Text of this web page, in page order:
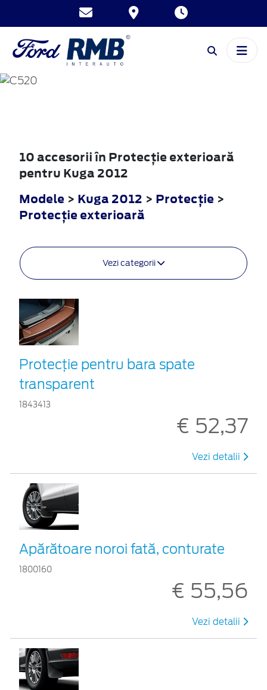
KUGA
10 accesorii în Protecţie exterioară
pentru Kuga 2012
Modele > Kuga 2012 > Protecţie >
Protecţie exterioară
Vezi categorii
Protecţie pentru bara spate
transparent
1843413
€ 52,37
Vezi detalii
Apărătoare noroi fată, conturate
1800160
€ 55,56
Vezi detalii